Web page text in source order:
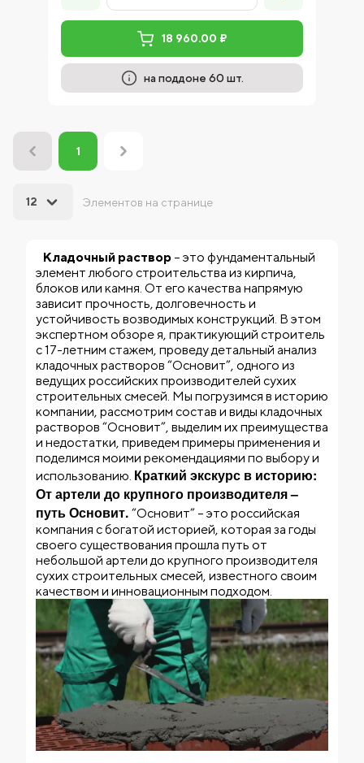
18 960.00 ₽
на поддоне 60 шт.
1
Элементов на странице
12
Кладочный раствор – это фундаментальный
элемент любого строительства из кирпича,
блоков или камня. От его качества напрямую
зависит прочность, долговечность и
устойчивость возводимых конструкций. В этом
экспертном обзоре я, практикующий строитель
с 17-летним стажем, проведу детальный анализ
кладочных растворов “Основит”, одного из
ведущих российских производителей сухих
строительных смесей. Мы погрузимся в историю
компании, рассмотрим состав и виды кладочных
растворов “Основит”, выделим их преимущества
и недостатки, приведем примеры применения и
поделимся моими рекомендациями по выбору и
использованию. Краткий экскурс в историю:
От артели до крупного производителя –
путь Основит. “Основит” – это российская
компания с богатой историей, которая за годы
своего существования прошла путь от
небольшой артели до крупного производителя
сухих строительных смесей, известного своим
качеством и инновационным подходом.